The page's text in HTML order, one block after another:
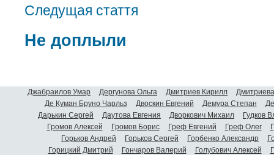
Следущая стаття
Не доплыли
Джабраилов Умар Дергунова Ольга Дмитриев Кирилл
Де Куман Бруно Чарльз
Двоскин Евгений Демура Степан
Дарькин Сергей
Даутова Евгения Дворкович Михаил
Гудков
Громов Алексей
Громов Борис Греф Евгений Греф Олег
Горьков Андрей
Горьков Сергей Горбенко Александр
Горицкий Дмитрий
Гончаров Валерий Голубович Алексей